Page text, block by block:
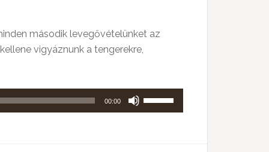
második levegővételünket az
vigyáznunk a tengerekre,
00:00
hangerő
illetőleg